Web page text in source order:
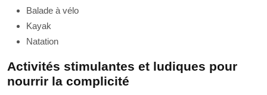
Balade à vélo
Kayak
Natation
Activités stimulantes et ludiques pour
nourrir la complicité